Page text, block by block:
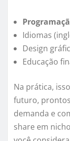
Idiomas
Design
Educação
Na prática,
futuro,
demanda e
share em